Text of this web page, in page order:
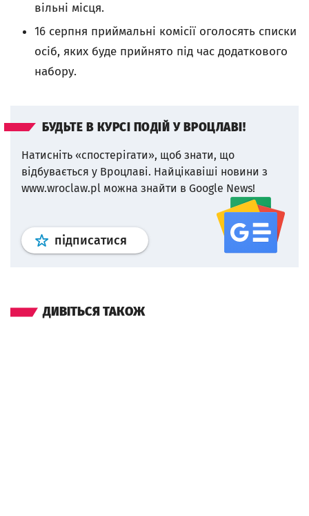
вільні місця.
16 серпня приймальні комісії оголосять списки
осіб, яких буде прийнято під час додаткового
набору.
БУДЬТЕ В КУРСІ ПОДІЙ У ВРОЦЛАВІ!
Натисніть «спостерігати», щоб знати, що
відбувається у Вроцлаві. Найцікавіші новини з
www.wroclaw.pl можна знайти в Google News!
підписатися Профіль google news
ДИВІТЬСЯ ТАКОЖ